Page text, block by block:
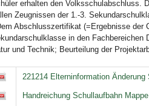
er­halten den Volksschulabschluss.
Zeugnissen der 1.-3.
Abschlusszertifikat (=Ergebnisse der
in den
und Technik; Beurteilung der
221214 Elterninformation
Handreichung Schullaufbahn